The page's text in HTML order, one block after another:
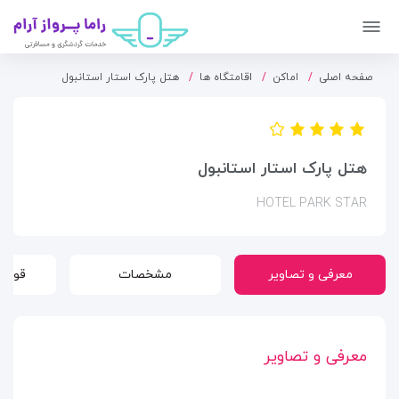
صفحه اصلی اماکن اقامتگاه ها هتل پارک استار استانبول
هتل پارک استار استانبول
HOTEL PARK STAR
معرفی و تصاویر مشخصات
معرفی و تصاویر